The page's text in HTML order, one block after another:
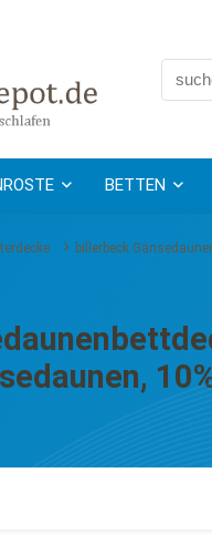
BETTEN
billerbeck